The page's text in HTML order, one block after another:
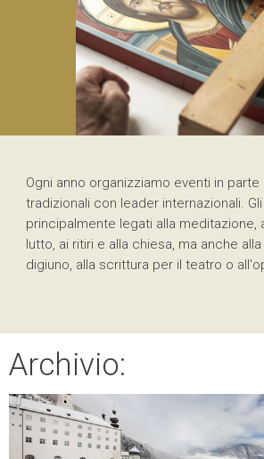
Ogni anno organizziamo eventi in parte
tradizionali con leader internazionali.
principalmente legati alla meditazione,
lutto, ai ritiri e alla chiesa, ma anche
digiuno, alla scrittura per il teatro o
Archivio: